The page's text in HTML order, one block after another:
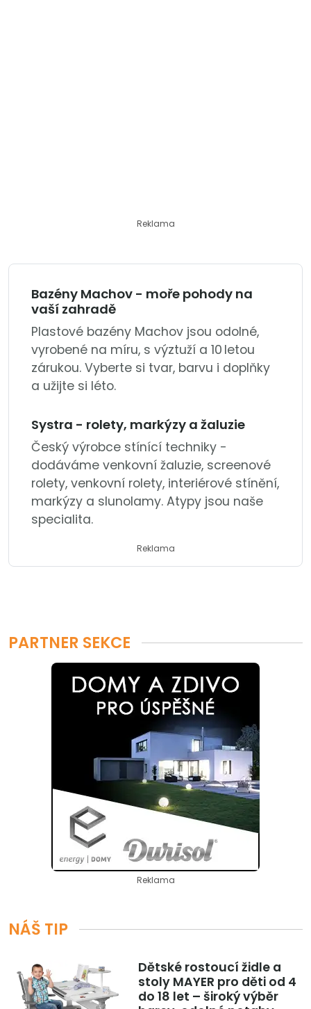
Reklama
Bazény Machov - moře pohody na
vaší zahradě
Plastové bazény Machov jsou odolné,
vyrobené na míru, s výztuží a 10 letou
zárukou. Vyberte si tvar, barvu i doplňky
a užijte si léto.
Systra - rolety, markýzy a žaluzie
Český výrobce stínící techniky -
dodáváme venkovní žaluzie, screenové
rolety, venkovní rolety, interiérové stínění,
markýzy a slunolamy. Atypy jsou naše
specialita.
Reklama
PARTNER SEKCE
Reklama
NÁŠ TIP
Dětské rostoucí židle a
stoly MAYER pro děti od 4
do 18 let – široký výběr